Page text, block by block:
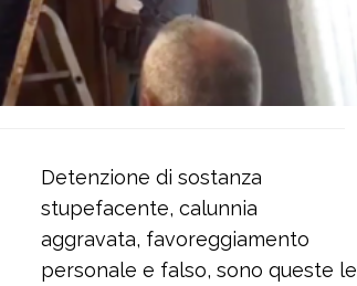
Detenzione di sostanza
stupefacente, calunnia
aggravata, favoreggiamento
personale e falso, sono queste le